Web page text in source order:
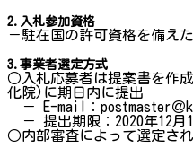
2.入札参加資格
－駐在国の許可資格を備え
3.事業者選定方式
○入札応募者は提案書を作
化院)に期日内に提出
－ E-mail：postmaster＠
－ 提出期限：2020年12月
○内部審査によって選定さ